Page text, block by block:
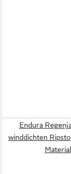
Endura
winddichten
Material